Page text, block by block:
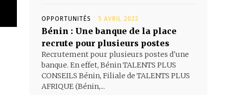
OPPORTUNITÉS 5 AVRIL 2022
Bénin : Une banque de la place
recrute pour plusieurs postes
Recrutement pour plusieurs postes d'une
banque. En effet, Bénin TALENTS PLUS
CONSEILS Bénin, Filiale de TALENTS PLUS
AFRIQUE (Bénin,...